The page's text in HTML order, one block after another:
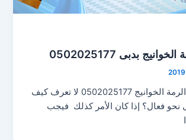
بدبى 0502025177
شركة مكافحة الرمة الخوانيج 0502025177 لا تعرف كيف
نحو فعال؟ إذا كان الأمر كذلك فيجب